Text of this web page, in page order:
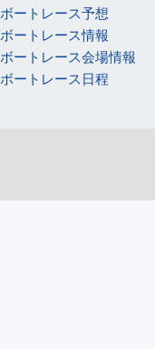
ボートレース予想
ボートレース情報
ボートレース会場情報
ボートレース日程